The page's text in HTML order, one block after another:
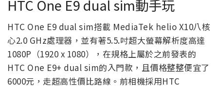
HTC One E9 dual sim動手玩
HTC One E9 dual sim搭載 MediaTek helio X10八核
心2.0 GHz處理器，並有著5.5.吋超大螢幕解析度高達
1080P（1920 x 1080），在規格上屬於之前發表的
HTC One E9+ dual sim的入門款，且價格整整便宜了
6000元，走超高性價比路線。前相機採用HTC